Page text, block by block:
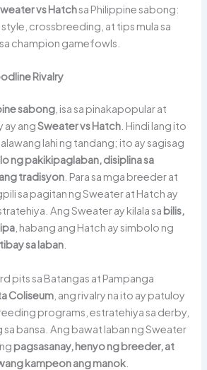
vs Hatchsa Philippine sabong:
crossbreeding, at tips mula sa
champion gamefowls.
Rivalry
sabong , isa sa pinakapopular at
ay angSweater vs Hatch . Hindi lang ito
lahi ng tandang; ito ay sagisag
ng pakikipaglaban, disiplina sa
tradisyon . Para sa mga breeder at
sa pagitan ng Sweater at Hatch ay
Ang Sweater ay kilala sa bilis,
, habang ang Hatch ay simbolo ng
sa laban
pits sa Batangas at Pampanga
Coliseum , ang rivalry na ito ay patuloy
programs, estratehiya sa derby,
sa bansa. Ang bawat laban ng Sweater
pagsasanay, henyo ng breeder, at
kampeon ang manok